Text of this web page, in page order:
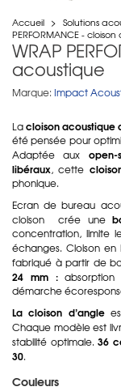
Accueil > Solutions
PERFORMANCE -
WRAP
acoustique
Marque: Impact
Lacloison acoustique
été pensée pour
Adaptée aux
libéraux, cette
phonique.
Ecran de bureau
cloison crée une
concentration, limite
échanges. Cloison en
fabriqué à partir de
24 mm :absorption
démarche
La cloison d’angle
Chaque modèle est
stabilité optimale.36
30.
Couleurs